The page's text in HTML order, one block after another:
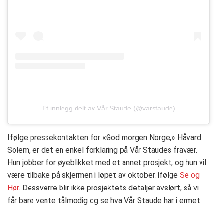
Et innlegg delt av Vår Staude (@varstaude)
Ifølge pressekontakten for «God morgen Norge,» Håvard
Solem, er det en enkel forklaring på Vår Staudes fravær.
Hun jobber for øyeblikket med et annet prosjekt, og hun vil
være tilbake på skjermen i løpet av oktober, ifølge Se og
Hør. Dessverre blir ikke prosjektets detaljer avslørt, så vi
får bare vente tålmodig og se hva Vår Staude har i ermet